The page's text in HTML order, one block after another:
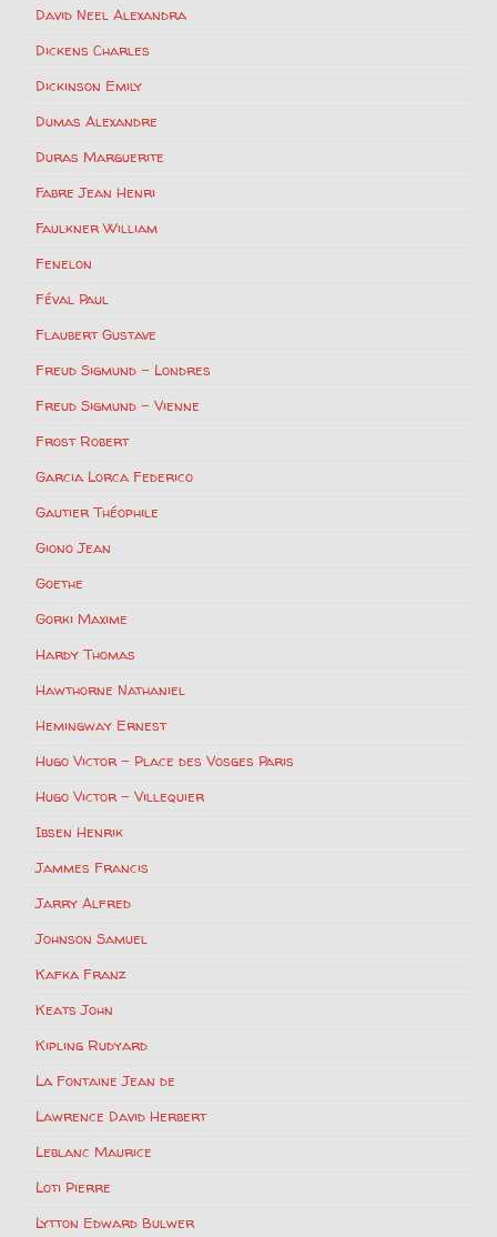
David Neel Alexandra
Dickens Charles
Dickinson Emily
Dumas Alexandre
Duras Marguerite
Fabre Jean Henri
Faulkner William
Fenelon
Féval Paul
Flaubert Gustave
Freud Sigmund – Londres
Freud Sigmund – Vienne
Frost Robert
Garcia Lorca Federico
Gautier Théophile
Giono Jean
Goethe
Gorki Maxime
Hardy Thomas
Hawthorne Nathaniel
Hemingway Ernest
Hugo Victor – Place des Vosges Paris
Hugo Victor – Villequier
Ibsen Henrik
Jammes Francis
Jarry Alfred
Johnson Samuel
Kafka Franz
Keats John
Kipling Rudyard
La Fontaine Jean de
Lawrence David Herbert
Leblanc Maurice
Loti Pierre
Lytton Edward Bulwer